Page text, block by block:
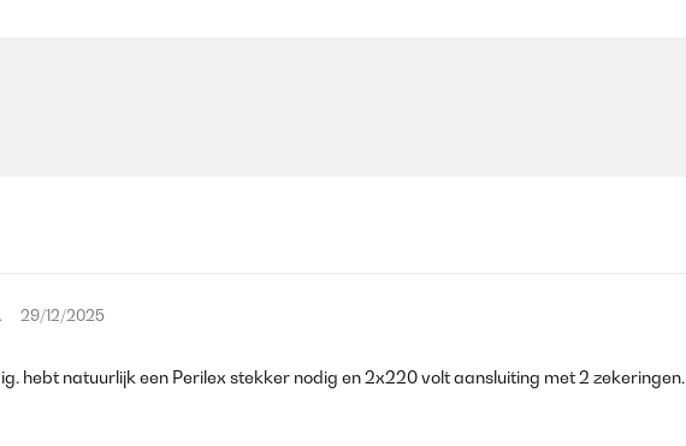
29/12/2025
hebt natuurlijk een Perilex stekker nodig en 2x220 volt aansluiting met 2 zekeringen.